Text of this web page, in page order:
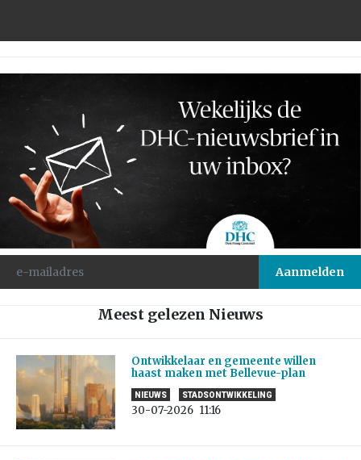
Meest gelezen Nieuws
Ontwikkelaar en gemeente willen
haast maken met Bellevue-plan
NIEUWS STADSONTWIKKELING
30-07-2026 11:16